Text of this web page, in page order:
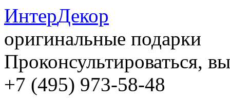
ИнтерДекор
оригинальные подарки
Проконсультироваться,
+7 (495) 973-58-48